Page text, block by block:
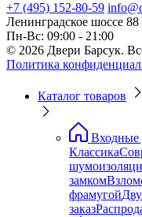
+7 (495) 152-80-59
Ленинградское шоссе
Пн-Вс: 09:00 - 21:00
© 2026 Двери Барсук.
Политика
Каталог товаров
Входные
Классика
замком
фрамугой
заказ